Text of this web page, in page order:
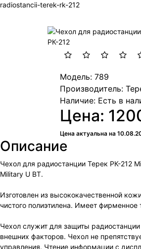
radiostancii-terek-rk-212
Модель: 789
Производитель:
Наличие: Есть в
Цена:
Цена актуальна на
Описание
Чехол для радиостанции Терек РК-212
Military U BT.
Изготовлен из высококачественной
чистого полиэтилена. Имеет фирменное
Чехол служит для защиты радиостанции
внешних факторов. Чехол не
управления. Чтение информации с